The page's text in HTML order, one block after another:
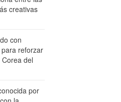
creativas
con
reforzar
del
por